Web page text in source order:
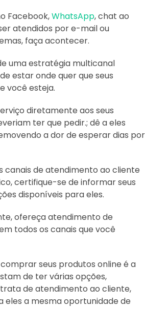
Facebook,WhatsApp, chat ao
atendidos por e-mail ou
faça acontecer.
uma estratégia multicanal
estar onde quer que seus
você esteja.
diretamente aos seus
ter que pedir.; dê a eles
a dor de esperar dias por
canais de atendimento ao cliente
certifique-se de informar seus
disponíveis para eles.
ofereça atendimento de
todos os canais que você
seus produtos online é a
de ter várias opções,
de atendimento ao cliente,
eles a mesma oportunidade de